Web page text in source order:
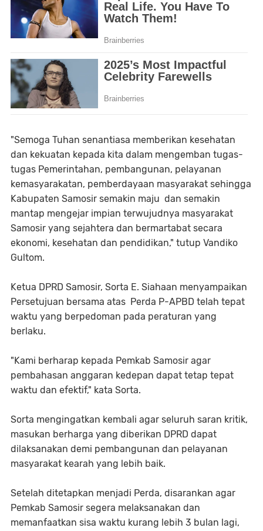
"Semoga Tuhan senantiasa memberikan kesehatan
dan kekuatan kepada kita dalam mengemban tugas-
tugas Pemerintahan, pembangunan, pelayanan
kemasyarakatan, pemberdayaan masyarakat sehingga
Kabupaten Samosir semakin maju dan semakin
mantap mengejar impian terwujudnya masyarakat
Samosir yang sejahtera dan bermartabat secara
ekonomi, kesehatan dan pendidikan," tutup Vandiko
Gultom.
Ketua DPRD Samosir, Sorta E. Siahaan menyampaikan
Persetujuan bersama atas Perda P-APBD telah tepat
waktu yang berpedoman pada peraturan yang
berlaku.
"Kami berharap kepada Pemkab Samosir agar
pembahasan anggaran kedepan dapat tetap tepat
waktu dan efektif," kata Sorta.
Sorta mengingatkan kembali agar seluruh saran kritik,
masukan berharga yang diberikan DPRD dapat
dilaksanakan demi pembangunan dan pelayanan
masyarakat kearah yang lebih baik.
Setelah ditetapkan menjadi Perda, disarankan agar
Pemkab Samosir segera melaksanakan dan
memanfaatkan sisa waktu kurang lebih 3 bulan lagi,